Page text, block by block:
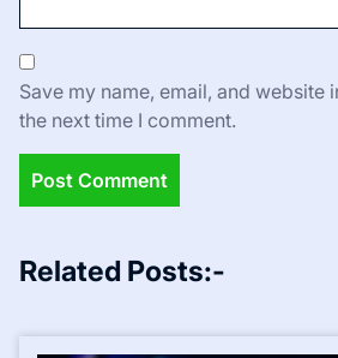
Save my name, email, and website
the next time I comment.
Related Posts:-